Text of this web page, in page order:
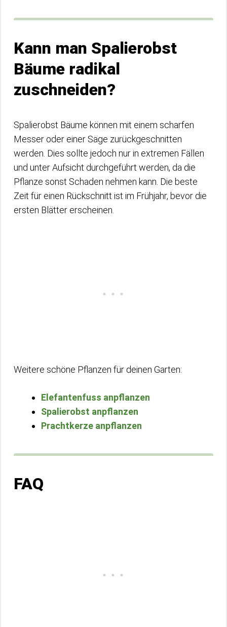
Kann man Spalierobst
Bäume radikal
zuschneiden?
Spalierobst Bäume können mit einem scharfen
Messer oder einer Säge zurückgeschnitten
werden. Dies sollte jedoch nur in extremen Fällen
und unter Aufsicht durchgeführt werden, da die
Pflanze sonst Schaden nehmen kann. Die beste
Zeit für einen Rückschnitt ist im Frühjahr, bevor die
ersten Blätter erscheinen.
Weitere schöne Pflanzen für deinen Garten:
Elefantenfuss anpflanzen
Spalierobst anpflanzen
Prachtkerze anpflanzen
FAQ